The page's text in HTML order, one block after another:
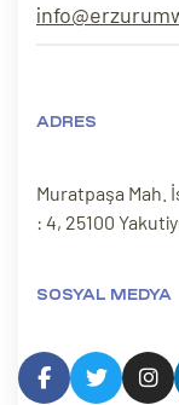
ADRES
Muratpaşa Mah.
: 4, 25100
SOSYAL MEDYA